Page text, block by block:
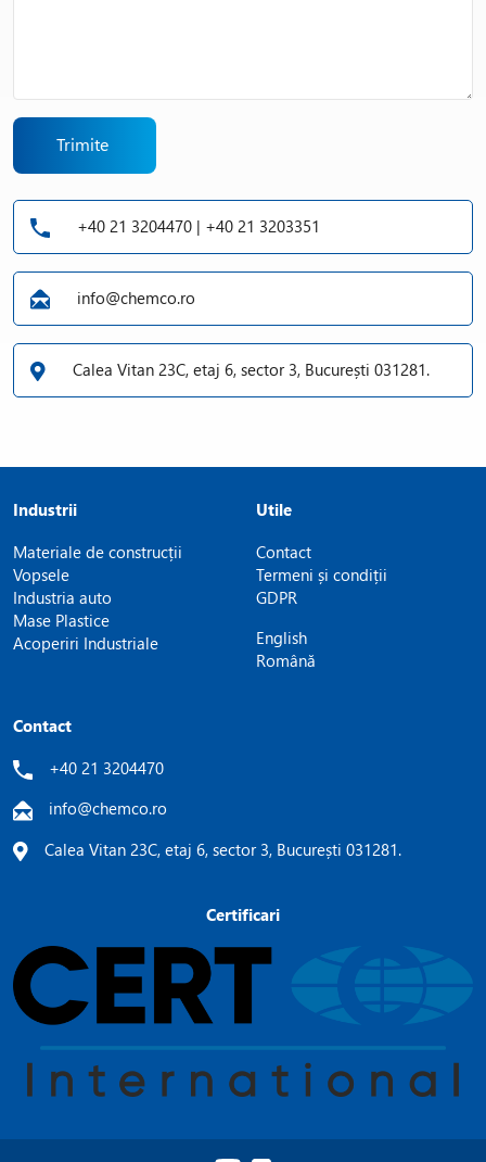
Trimite
+40 21 3204470 | +40 21 3203351
info@chemco.ro
Calea Vitan 23C, etaj 6, sector 3, București 031281.
Industrii
Materiale de construcții
Vopsele
Industria auto
Mase Plastice
Acoperiri Industriale
Utile
Contact
Termeni și condiții
GDPR
English
Română
Contact
+40 21 3204470
info@chemco.ro
Calea Vitan 23C, etaj 6, sector 3, București 031281.
Certificari